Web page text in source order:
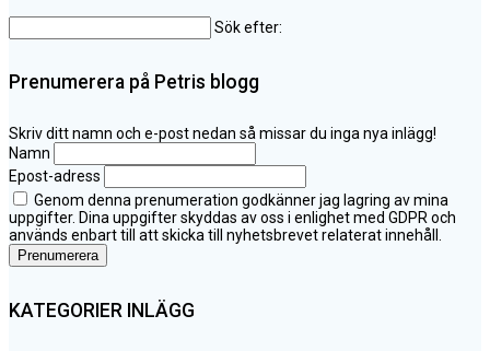
Sök efter:
Prenumerera på Petris blogg
Skriv ditt namn och e-post nedan så missar du inga nya inlägg!
Namn
Epost-adress
Genom denna prenumeration godkänner jag lagring av mina
uppgifter. Dina uppgifter skyddas av oss i enlighet med GDPR och
används enbart till att skicka till nyhetsbrevet relaterat innehåll.
KATEGORIER INLÄGG